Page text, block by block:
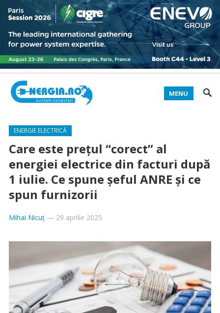
MENU
ENERGIE ELECTRICĂ
Care este prețul “corect” al
energiei electrice din facturi după
1 iulie. Ce spune șeful ANRE și ce
spun furnizorii
Mihai Nicuț— 29 aprilie 2025